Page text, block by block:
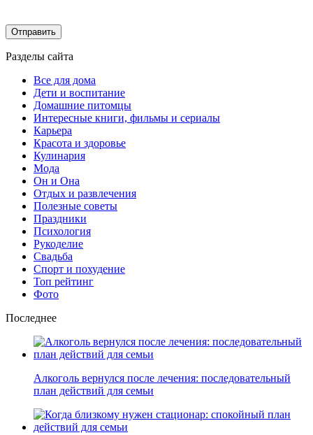
Разделы сайта
Все для дома
Дети и воспитание
Домашние питомцы
Интересные книги, фильмы и сериалы
Карьера
Красота и здоровье
Кулинария
Мода
Он и Она
Отдых и развлечения
Полезные советы
Праздники
Психология
Рукоделие
Свадьба
Спорт и похудение
Топ рейтинг
Фото
Последнее
Алкоголь вернулся после лечения: последовательный
план действий для семьи